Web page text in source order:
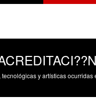
ON-
ocurridas en los tres